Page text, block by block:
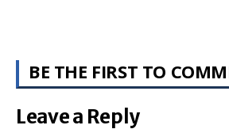
BE THE FIRST TO
Leave a Reply